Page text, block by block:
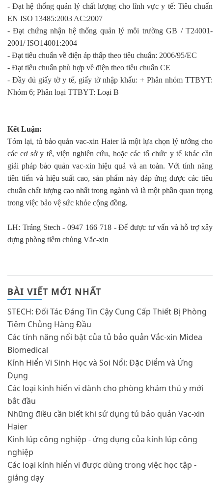
- Đạt hệ thống quản lý chất lượng cho lĩnh vực y tế: Tiêu chuẩn
EN ISO 13485:2003 AC:2007
- Đạt chứng nhận hệ thống quản lý môi trường GB / T24001-
2001/ ISO14001:2004
- Đạt tiêu chuẩn về điện áp thấp theo tiêu chuẩn: 2006/95/EC
- Đạt tiêu chuẩn phù hợp về điện theo tiêu chuẩn CE
- Đầy đủ giấy tờ y tế, giấy tờ nhập khẩu: + Phân nhóm TTBYT:
Nhóm 6; Phân loại TTBYT: Loại B
Kết Luận:
Tóm lại, tủ bảo quản vac-xin Haier là một lựa chọn lý tưởng cho
các cơ sở y tế, viện nghiên cứu, hoặc các tổ chức y tế khác cần
giải pháp bảo quản vac-xin hiệu quả và an toàn. Với tính năng
tiên tiến và hiệu suất cao, sản phẩm này đáp ứng được các tiêu
chuẩn chất lượng cao nhất trong ngành và là một phần quan trọng
trong việc bảo vệ sức khỏe cộng đồng.
LH: Tráng Stech - 0947 166 718 - Để được tư vấn và hỗ trợ xây
dựng phòng tiêm chủng Vắc-xin
BÀI VIẾT MỚI NHẤT
STECH: Đối Tác Đáng Tin Cậy Cung Cấp Thiết Bị Phòng
Tiêm Chủng Hàng Đầu
Các tính năng nổi bật của tủ bảo quản Vắc-xin Midea
Biomedical
Kính Hiển Vi Sinh Học và Soi Nổi: Đặc Điểm và Ứng
Dụng
Các loại kính hiển vi dành cho phòng khám thú y mới
bắt đầu
Những điều cần biết khi sử dụng tủ bảo quản Vac-xin
Haier
Kính lúp công nghiệp - ứng dụng của kính lúp công
nghiệp
Các loại kính hiển vi được dùng trong việc học tập -
giảng dạy